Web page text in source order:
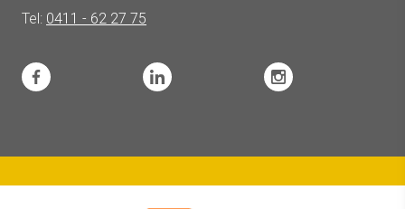
Tel: 0411 - 62 27 75